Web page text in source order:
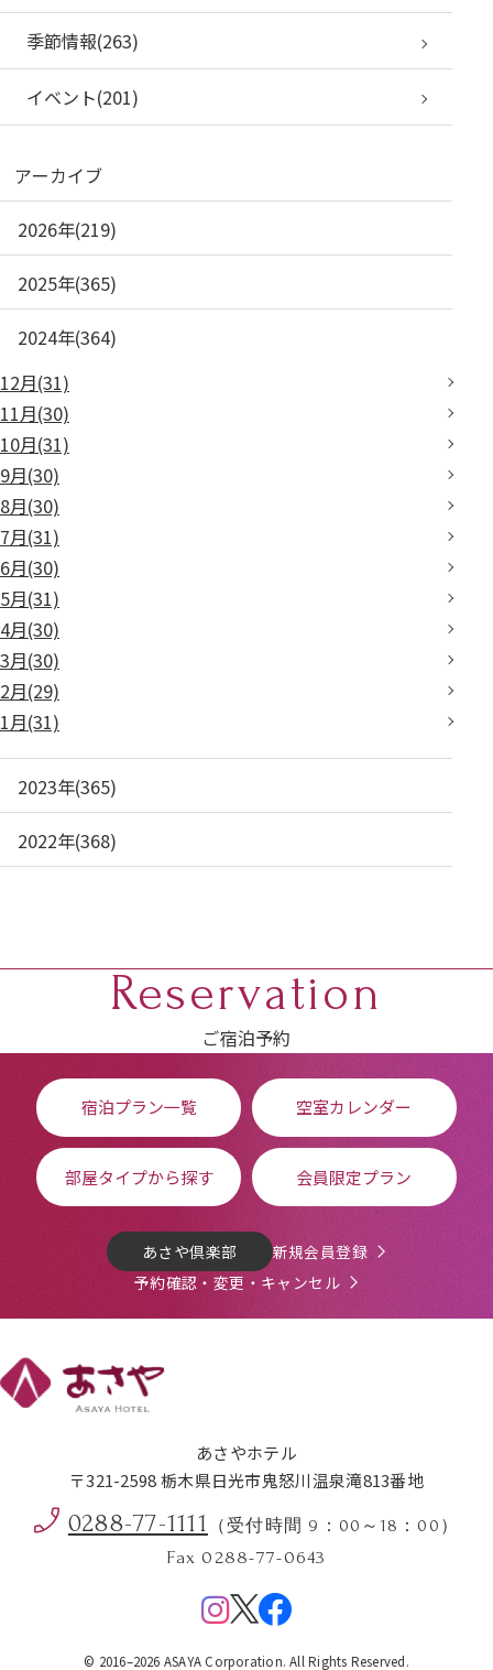
季節情報(263)
イベント(201)
アーカイブ
2026年(219)
2025年(365)
2024年(364)
12月(31)
11月(30)
10月(31)
9月(30)
8月(30)
7月(31)
6月(30)
5月(31)
4月(30)
3月(30)
2月(29)
1月(31)
2023年(365)
2022年(368)
Reservation
ご宿泊予約
宿泊プラン一覧 空室カレンダー
部屋タイプから探す 会員限定プラン
あさや倶楽部
新規会員登録
予約確認・変更・キャンセル
あさやホテル
〒321-2598 栃木県日光市鬼怒川温泉滝813番地
0288-77-1111 （受付時間 9：00～18：00）
Fax 0288-77-0643
© 2016–2026 ASAYA Corporation. All Rights Reserved.